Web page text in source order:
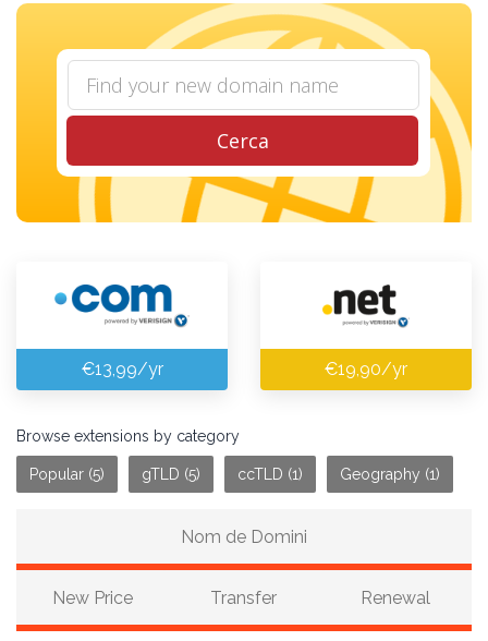
Cerca
€13,99/yr €19,90/yr
Browse extensions by category
Popular (5) gTLD (5) ccTLD (1) Geography (1)
Nom de Domini
New Price Transfer Renewal